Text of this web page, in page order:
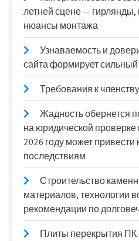
летней сцене —
нюансы монтажа
Узнаваемость и
сайта формирует
Требования к
Жадность обернется
на юридической
2026 году может привести
последствиям
Строительство
материалов, технологии
рекомендации по
Плиты перекрытия